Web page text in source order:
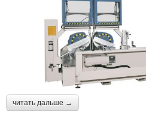
читать дальше →